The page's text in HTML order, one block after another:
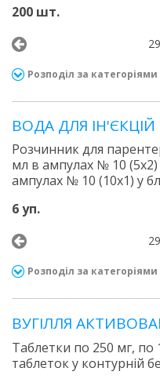
200 шт.
Розподіл за категоріями
ВОДА ДЛЯ ІН'ЄКЦІЙ
Розчинник для
мл в ампулах № 10 (5х2)
ампулах № 10 (10х1) у
6 уп.
Розподіл за категоріями
ВУГІЛЛЯ
Таблетки по 250 мг, по
таблеток у контурній